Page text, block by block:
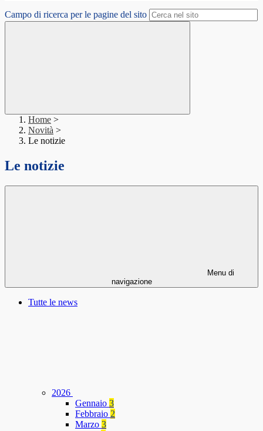
Campo di ricerca per le pagine del sito
Home >
Novità >
Le notizie
Le notizie
Menu di
navigazione
Tutte le news
2026
Gennaio 3
Febbraio 2
Marzo 3